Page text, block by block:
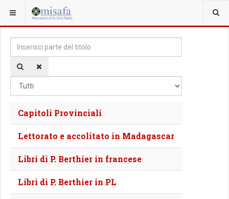
SEI QUI:
Inserisci parte del titolo
Capitoli Provinciali
Lettorato e accolitato in Madagascar
Libri di P. Berthier in francese
Libri di P. Berthier in PL